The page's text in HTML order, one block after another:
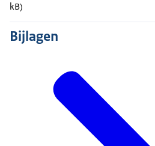
kB)
Bijlagen